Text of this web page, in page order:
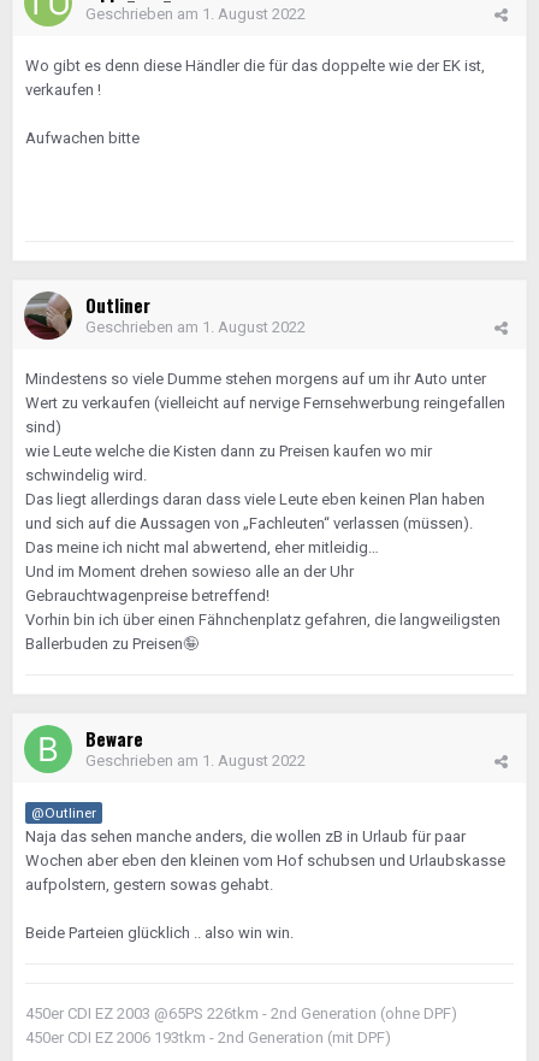
Geschrieben am 1. August 2022
Wo gibt es denn diese Händler die für das doppelte wie der EK ist,
verkaufen !
Aufwachen bitte
Outliner
Geschrieben am 1. August 2022
Mindestens so viele Dumme stehen morgens auf um ihr Auto unter
Wert zu verkaufen (vielleicht auf nervige Fernsehwerbung reingefallen
sind)
wie Leute welche die Kisten dann zu Preisen kaufen wo mir
schwindelig wird.
Das liegt allerdings daran dass viele Leute eben keinen Plan haben
und sich auf die Aussagen von „Fachleuten“ verlassen (müssen).
Das meine ich nicht mal abwertend, eher mitleidig…
Und im Moment drehen sowieso alle an der Uhr
Gebrauchtwagenpreise betreffend!
Vorhin bin ich über einen Fähnchenplatz gefahren, die langweiligsten
Ballerbuden zu Preisen🤪
Beware
Geschrieben am 1. August 2022
@Outliner
Naja das sehen manche anders, die wollen zB in Urlaub für paar
Wochen aber eben den kleinen vom Hof schubsen und Urlaubskasse
aufpolstern, gestern sowas gehabt.
Beide Parteien glücklich .. also win win.
450er CDI EZ 2003 @65PS 226tkm - 2nd Generation (ohne DPF)
450er CDI EZ 2006 193tkm - 2nd Generation (mit DPF)